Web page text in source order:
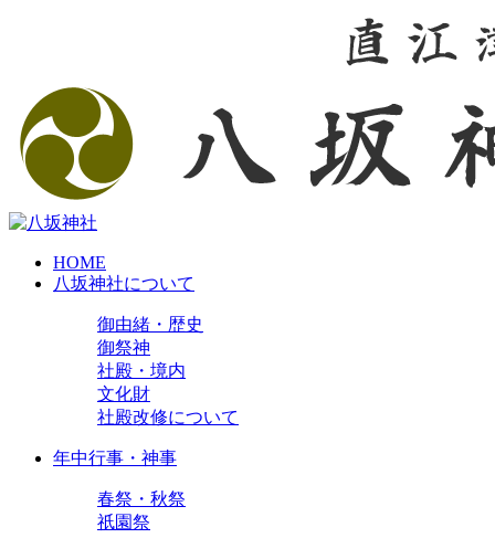
HOME
八坂神社について
御由緒・歴史
御祭神
社殿・境内
文化財
社殿改修について
年中行事・神事
春祭・秋祭
祇園祭